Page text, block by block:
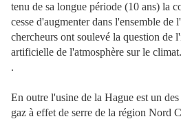
tenu de sa longue période (10 ans) la
cesse d'augmenter dans l'ensemble de
chercheurs ont soulevé la question de
artificielle de l'atmosphère sur le climat.
.
En outre l'usine de la Hague est un
gaz à effet de serre de la région Nord